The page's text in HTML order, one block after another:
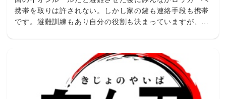
携帯を取りは許されない。しかし家の鍵も連絡手段も携帯
です。避難訓練もあり自分の役割も決まっていますが、そ